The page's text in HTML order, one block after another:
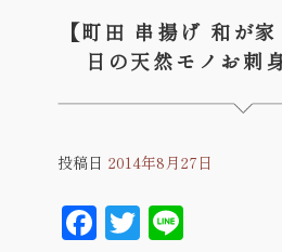
【町田 串揚げ 和が
日の天然モノお刺
投稿日 2014年8月27日
Facebook
Twitter
Line